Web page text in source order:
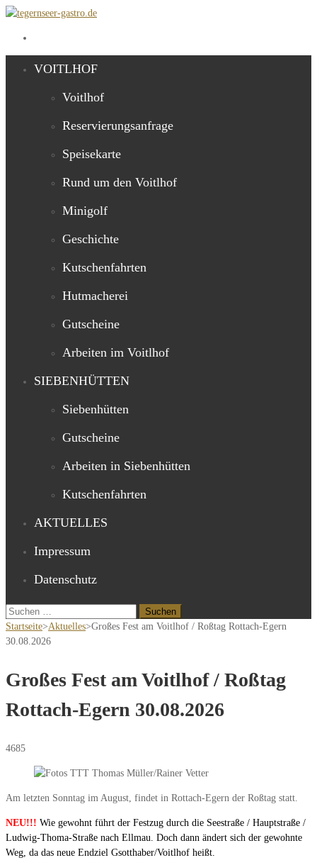
VOITLHOF
Voitlhof
Reservierungsanfrage
Speisekarte
Rund um den Voitlhof
Minigolf
Geschichte
Kutschenfahrten
Hutmacherei
Gutscheine
Arbeiten im Voitlhof
SIEBENHÜTTEN
Siebenhütten
Gutscheine
Arbeiten in Siebenhütten
Kutschenfahrten
AKTUELLES
Impressum
Datenschutz
Suchen
nach:
Startseite>Aktuelles>Großes Fest am Voitlhof / Roßtag Rottach-Egern
30.08.2026
Großes Fest am Voitlhof / Roßtag
Rottach-Egern 30.08.2026
4685
Am letzten Sonntag im August, findet in Rottach-Egern der Roßtag statt.
NEU!!! Wie gewohnt führt der Festzug durch die Seestraße / Hauptstraße /
Ludwig-Thoma-Straße nach Ellmau. Doch dann ändert sich der gewohnte
Weg, da das neue Endziel Gsotthaber/Voitlhof heißt.